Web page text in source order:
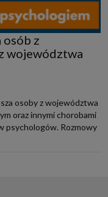
z
województwa
osoby z województwa
oraz innymi chorobami
psychologów. Rozmowy